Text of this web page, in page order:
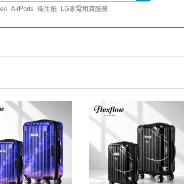
AirPods 衛生紙 LG家電租賃服務